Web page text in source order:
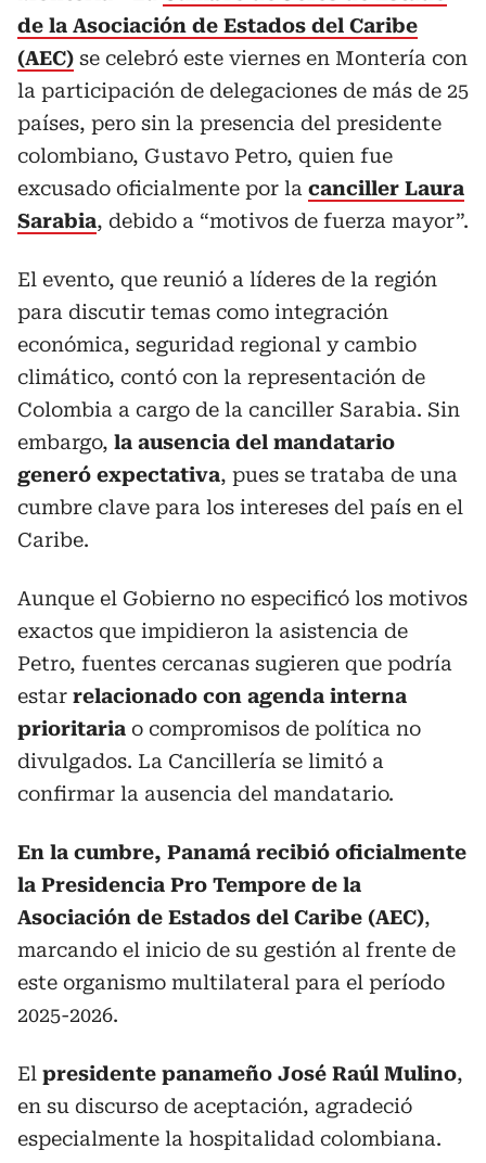
de la Asociación de Estados del Caribe
(AEC) se celebró este viernes en Montería con
la participación de delegaciones de más de 25
países, pero sin la presencia del presidente
colombiano, Gustavo Petro, quien fue
excusado oficialmente por la canciller Laura
Sarabia, debido a “motivos de fuerza mayor”.
El evento, que reunió a líderes de la región
para discutir temas como integración
económica, seguridad regional y cambio
climático, contó con la representación de
Colombia a cargo de la canciller Sarabia. Sin
embargo, la ausencia del mandatario
generó expectativa, pues se trataba de una
cumbre clave para los intereses del país en el
Caribe.
Aunque el Gobierno no especificó los motivos
exactos que impidieron la asistencia de
Petro, fuentes cercanas sugieren que podría
estar relacionado con agenda interna
prioritaria o compromisos de política no
divulgados. La Cancillería se limitó a
confirmar la ausencia del mandatario.
En la cumbre, Panamá recibió oficialmente
la Presidencia Pro Tempore de la
Asociación de Estados del Caribe (AEC),
marcando el inicio de su gestión al frente de
este organismo multilateral para el período
2025-2026.
El presidente panameño José Raúl Mulino,
en su discurso de aceptación, agradeció
especialmente la hospitalidad colombiana.